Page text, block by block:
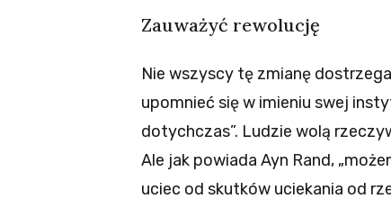
Zauważyć rewolucję
Nie wszyscy tę zmianę
upomnieć się w imieniu swej
dotychczas”. Ludzie wolą
Ale jak powiada Ayn Rand,
uciec od skutków uciekania od